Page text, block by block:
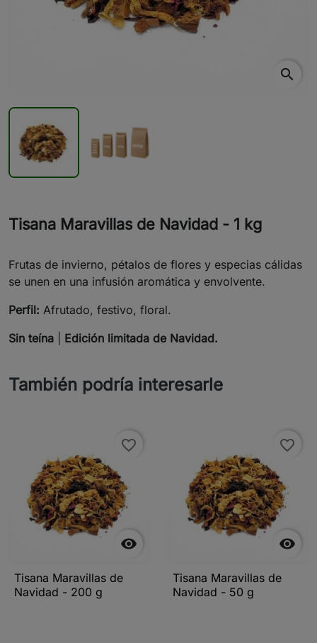
search
Tisana Maravillas de Navidad - 1 kg
Frutas de invierno, pétalos de flores y especias cálidas
se unen en una infusión aromática y envolvente.
Perfil: Afrutado, festivo, floral.
Sin teína
Edición limitada de Navidad.
También podría interesarle

favorite_border
Tisana Maravillas de
Navidad - 200 g

favorite_border
Tisana Maravillas de
Navidad - 50 g